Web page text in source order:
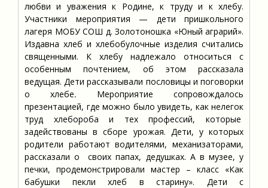
любви и уважения к Родине, к труду и к хлебу.
Участники мероприятия — дети пришкольного
лагеря МОБУ СОШ д. Золотоношка «Юный аграрий».
Издавна хлеб и хлебобулочные изделия считались
священными. К хлебу надлежало относиться с
особенным почтением, об этом рассказала
ведущая. Дети рассказывали пословицы и поговорки
о хлебе. Мероприятие сопровождалось
презентацией, где можно было увидеть, как нелегок
труд хлебороба и тех профессий, которые
задействованы в сборе урожая. Дети, у которых
родители работают водителями, механизаторами,
рассказали о своих папах, дедушках. А в музее, у
печки, продемонстрировали мастер – класс «Как
бабушки пекли хлеб в старину». Дети с